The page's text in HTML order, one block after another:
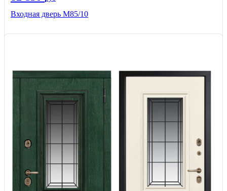
Входная дверь M85/10